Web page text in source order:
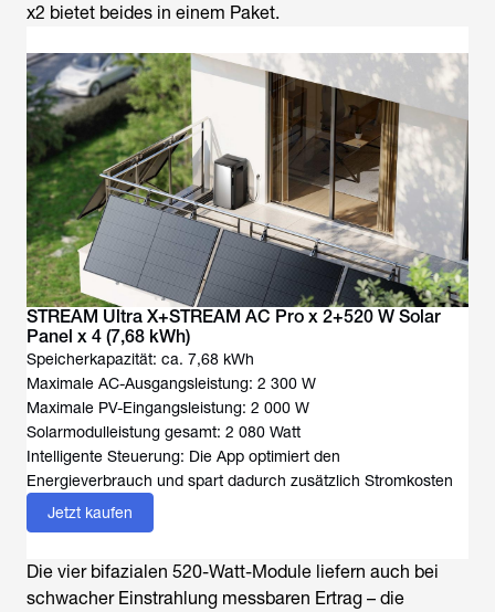
x2 bietet beides in einem Paket.
STREAM Ultra X+STREAM AC Pro x 2+520 W Solar
Panel x 4 (7,68 kWh)
Speicherkapazität: ca. 7,68 kWh
Maximale AC-Ausgangsleistung: 2 300 W
Maximale PV-Eingangsleistung: 2 000 W
Solarmodulleistung gesamt: 2 080 Watt
Intelligente Steuerung: Die App optimiert den
Energieverbrauch und spart dadurch zusätzlich Stromkosten
Jetzt kaufen
Die vier bifazialen 520-Watt-Module liefern auch bei
schwacher Einstrahlung messbaren Ertrag – die